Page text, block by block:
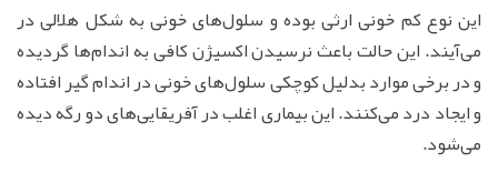
این نوع کم خونی ارثی بوده و سلول‌های خونی به شکل هلالی در
می‌آیند. این حالت باعث نرسیدن اکسیژن کافی به اندام‌ها گردیده
و در برخی موارد بدلیل کوچکی سلول‌های خونی در اندام گیر افتاده
و ایجاد درد می‌کنند. این بیماری اغلب در آفریقایی‌های دو رگه دیده
می‌شود.